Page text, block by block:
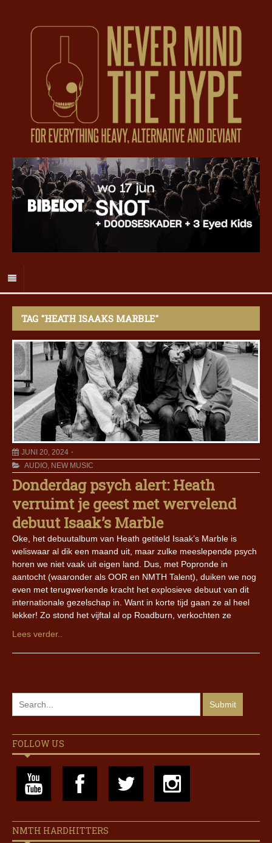
TAG "HEATH ISAAKS MARBLE"
JUNI 20, 2024
AUDIO, NEW MUSIC
Donderdag psych alert: Heath
verruimt je geest met wervelend
debuut Isaak’s Marble
Oke, het debuutalbum van Heath getiteld Isaak’s Marble is
weliswaar al dik een maand uit, maar zulke meeslepende psych
horen we niet vaak uit eigen land. Dus, met Popronde in
aantocht (waaronder als OOR en NMTH Talent), duiken we nog
even met terugwerkende kracht het explosieve debuut van dit
internationale gezelschap in. Want in korte tijd gaan ze al heel
lekker! Zo stond het vijftal al op Roadburn, verkochten ze
Lees verder..
FOLLOW US
NMTH HARDHITTERS